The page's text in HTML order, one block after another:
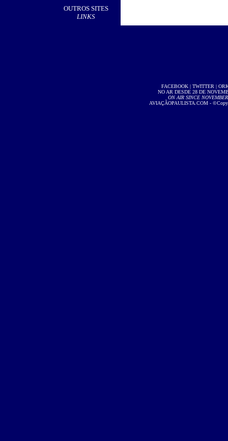
OUTROS SITES
LINKS
FACEBOOK| TWITTER |
NO AR DESDE 28 DE
ON AIR SINCE
AVIAÇÃOPAULISTA.COM -